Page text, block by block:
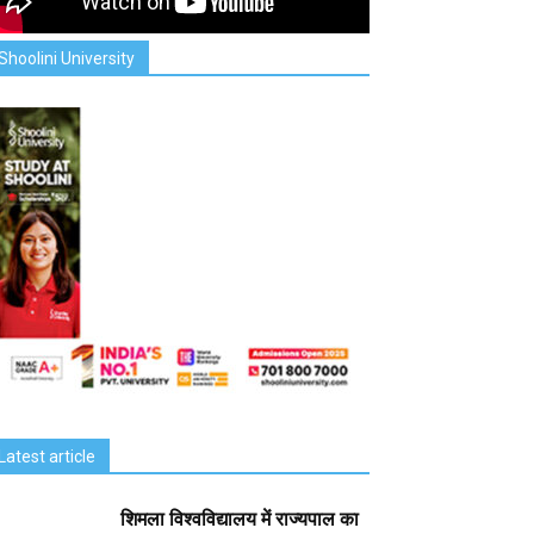
University
article
शिमला विश्वविद्यालय में राज्यपाल का